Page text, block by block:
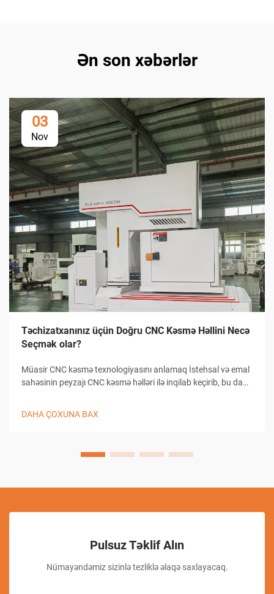
Ən son xəbərlər
03
Nov
Təchizatxanınız üçün Doğru CNC Kəsmə Həllini Necə
Seçmək olar?
Müasir CNC kəsmə texnologiyasını anlamaq İstehsal və emal
sahəsinin peyzajı CNC kəsmə həlləri ilə inqilab keçirib, bu da
birləşmiş...
DAHA ÇOXUNA BAX
Pulsuz Təklif Alın
Nümayəndəmiz sizinlə tezliklə əlaqə saxlayacaq.